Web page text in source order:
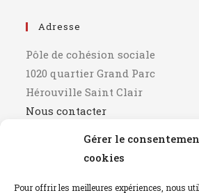
Gérer le
cookies
Pour offrir les meilleures expériences, nous
Adresse
Pôle de cohésion sociale
1020 quartier Grand Parc
Hérouville Saint Clair
Nous contacter